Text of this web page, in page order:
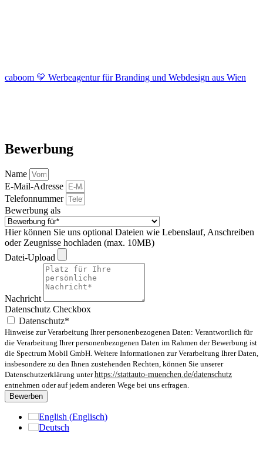
caboom 💛 Werbeagentur für Branding und Webdesign aus Wien
Bewerbung
Name
E-Mail-Adresse
Telefonnummer
Bewerbung als
Hier können Sie uns optional Dateien wie Lebenslauf, Anschreiben
oder Zeugnisse hochladen (max. 10MB)
Datei-Upload
Nachricht
Datenschutz Checkbox
Datenschutz*
Hinweise zur Verarbeitung Ihrer personenbezogenen Daten: Verantwortlich für
die Verarbeitung Ihrer personenbezogenen Daten im Rahmen der Bewerbung ist
die Spectrum Mobil GmbH. Weitere Informationen zur Verarbeitung Ihrer Daten,
insbesondere zu den Ihnen zustehenden Rechten, können Sie unserer
Datenschutzerklärung unterhttps://stattauto-muenchen.de/datenschutz
entnehmen oder auf jedem anderen Wege bei uns erfragen.
Bewerben
English (Englisch)
Deutsch